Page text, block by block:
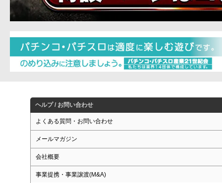
ヘルプ / お問い合わせ
よくある質問・お問い合わせ
メールマガジン
会社概要
事業提携・事業譲渡(M&A)